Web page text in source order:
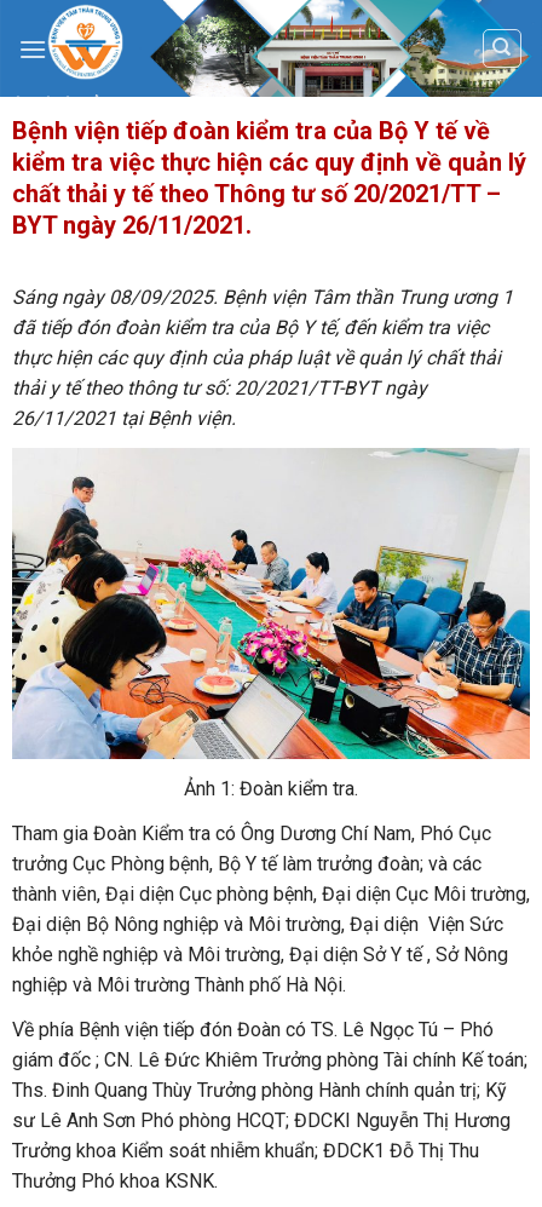
content
Bệnh viện tiếp đoàn kiểm tra của Bộ Y tế về
kiểm tra việc thực hiện các quy định về quản lý
chất thải y tế theo Thông tư số 20/2021/TT –
BYT ngày 26/11/2021.
Sáng ngày 08/09/2025. Bệnh viện Tâm thần Trung ương 1
đã tiếp đón đoàn kiểm tra của Bộ Y tế, đến kiểm tra việc
thực hiện các quy định của pháp luật về quản lý chất thải
thải y tế theo thông tư số: 20/2021/TT-BYT ngày
26/11/2021 tại Bệnh viện.
Ảnh 1: Đoàn kiểm tra.
Tham gia Đoàn Kiểm tra có Ông Dương Chí Nam, Phó Cục
trưởng Cục Phòng bệnh, Bộ Y tế làm trưởng đoàn; và các
thành viên, Đại diện Cục phòng bệnh, Đại diện Cục Môi trường,
Đại diện Bộ Nông nghiệp và Môi trường, Đại diện Viện Sức
khỏe nghề nghiệp và Môi trường, Đại diện Sở Y tế , Sở Nông
nghiệp và Môi trường Thành phố Hà Nội.
Về phía Bệnh viện tiếp đón Đoàn có TS. Lê Ngọc Tú – Phó
giám đốc ; CN. Lê Đức Khiêm Trưởng phòng Tài chính Kế toán;
Ths. Đinh Quang Thùy Trưởng phòng Hành chính quản trị; Kỹ
sư Lê Anh Sơn Phó phòng HCQT; ĐDCKI Nguyễn Thị Hương
Trưởng khoa Kiểm soát nhiễm khuẩn; ĐDCK1 Đỗ Thị Thu
Thưởng Phó khoa KSNK.